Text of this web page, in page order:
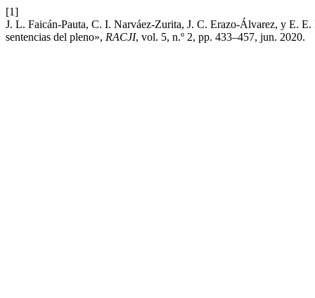
[1]
J. L. Faicán-Pauta, C. I. Narváez-Zurita, J. C. Erazo-Álvarez, y E.
sentencias del pleno», RACJI, vol. 5, n.º 2, pp. 433–457, jun. 2020.